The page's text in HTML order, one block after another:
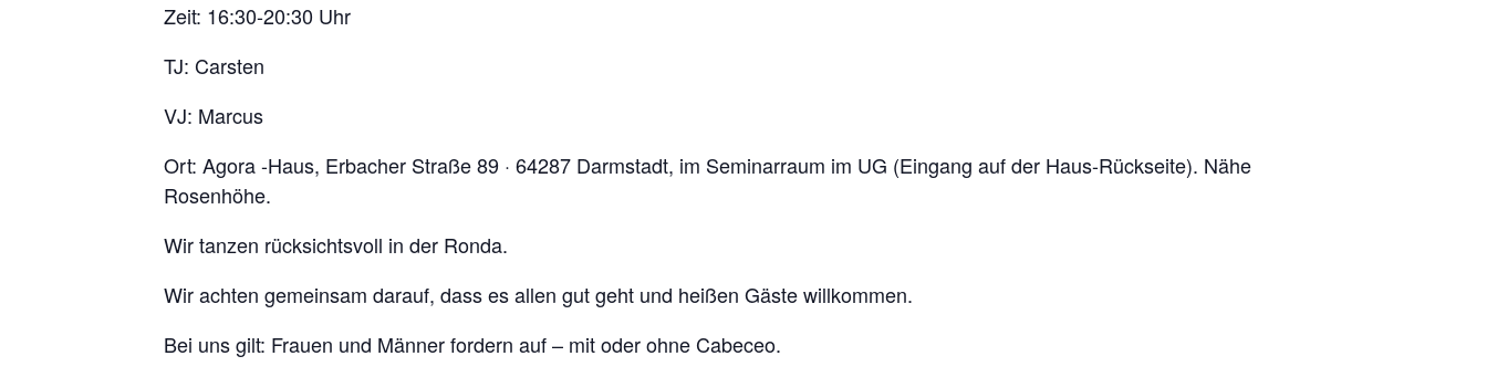
Zeit: 16:30-20:30 Uhr
TJ: Carsten
VJ: Marcus
Ort: Agora -Haus, Erbacher Straße 89 · 64287 Darmstadt, im Seminarraum im UG (Eingang auf der Haus-Rückseite). Nähe
Rosenhöhe.
Wir tanzen rücksichtsvoll in der Ronda.
Wir achten gemeinsam darauf, dass es allen gut geht und heißen Gäste willkommen.
Bei uns gilt: Frauen und Männer fordern auf – mit oder ohne Cabeceo.